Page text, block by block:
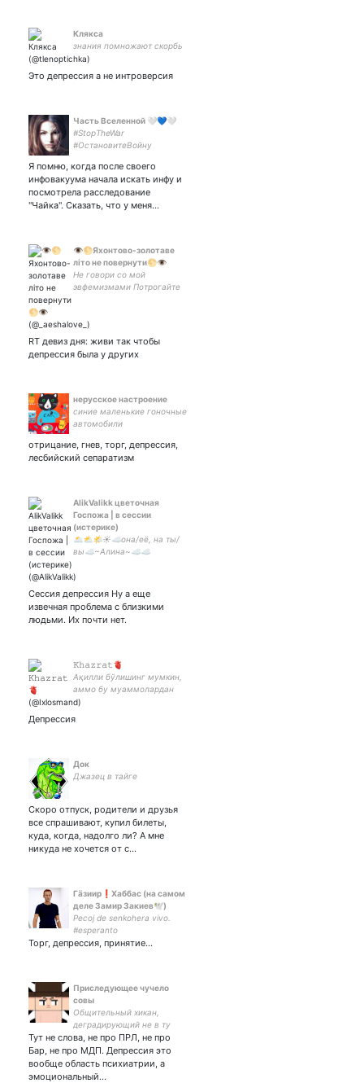
Клякса
знания помножают скорбь
Это депрессия а не интроверсия
Часть Вселенной 🤍💙🤍
#StopTheWar
#ОстановитеВойну
#FreeNavalny ! «Делай, что
должно, и будь, что будет».
За свободную Россию!
Идеология здравого
Я помню, когда после своего
инфовакуума начала искать инфу и
посмотрела расследование
"Чайка". Сказать, что у меня…
👁🌕Яхонтово-золотаве
літо не повернути🌕👁
Не говори со мой
эвфемизмами Потрогайте
звуковые волны льются из
КУСОЧЕК МЕНЯ
RT девиз дня: живи так чтобы
депрессия была у других
нерусское настроение
синие маленькие гоночные
автомобили
отрицание, гнев, торг, депрессия,
лесбийский сепаратизм
AlikValikk цветочная
Госпожа | в сессии
(истерике)
🌥️⛅🌤️☀️☁️она/её, на ты/
вы☁️~Алина~☁️☁️
something?🌤️☁️~(INFJ)~
ХоРнИ
Сессия депрессия Ну а еще
извечная проблема с близкими
людьми. Их почти нет.
𝙺𝚑𝚊𝚣𝚛𝚊𝚝🫀
Ақилли бўлишинг мумкин,
аммо бу муаммолардан
йироқсан дегани эмас...
Депрессия
Док
Джазец в тайге
Скоро отпуск, родители и друзья
все спрашивают, купил билеты,
куда, когда, надолго ли? А мне
никуда не хочется от с…
Гäзиир❗Хаббас (на самом
деле Замир Закиев🕊️)
Pecoj de senkohera vivo.
#esperanto
Торг, депрессия, принятие...
Приследующее чучело
совы
Общительный хикан,
деградирующий не в ту
сторону виабу и сталкер
Тут не слова, не про ПРЛ, не про
Бар, не про МДП. Депрессия это
вообще область психиатрии, а
эмоциональный…